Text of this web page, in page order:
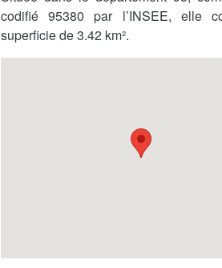
codifié 95380 par l’INSEE, elle
superficie de 3.42 km².